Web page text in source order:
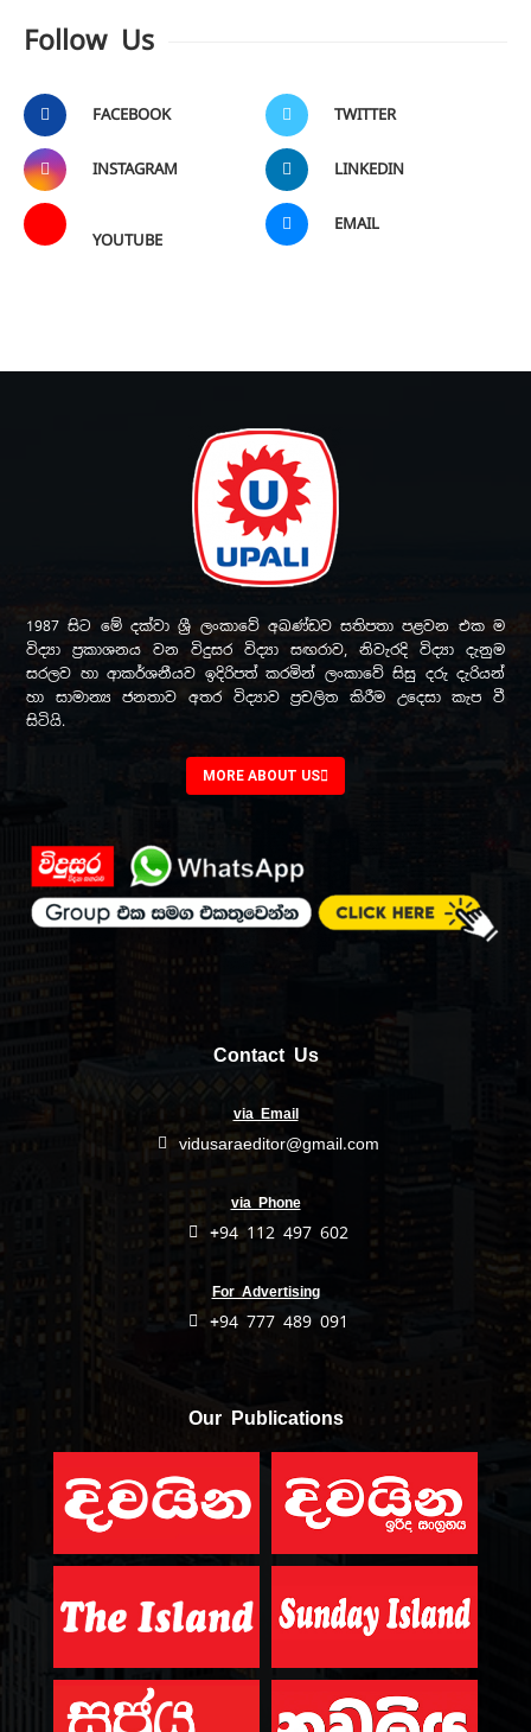
Follow Us
FACEBOOK TWITTER
INSTAGRAM LINKEDIN
YOUTUBE
EMAIL
1987 සිට මේ දක්වා ශ්‍රී ලංකාවේ අඛණ්ඩව සතිපතා පළවන එක ම
විද්‍යා ප්‍රකාශනය වන විදුසර විද්‍යා සඟරාව, නිවැරදි විද්‍යා දැනුම
සරලව හා ආකර්ශනීයව ඉදිරිපත් කරමින් ලංකාවේ සිසු දරු දැරියන්
හා සාමාන්‍ය ජනතාව අතර විද්‍යාව ප්‍රචලිත කිරීම උදෙසා කැප වී
සිටියි.
MORE ABOUT US
Contact Us
via Email
vidusaraeditor@gmail.com
via Phone
+94 112 497 602
For Advertising
+94 777 489 091
Our Publications